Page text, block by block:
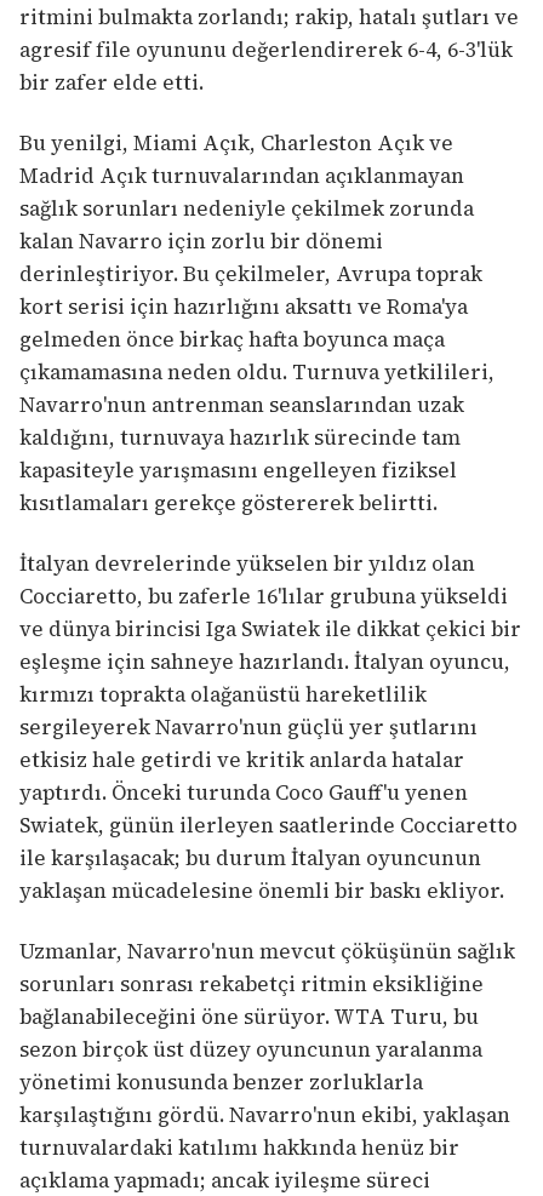
ritmini bulmakta zorlandı; rakip, hatalı şutları ve
agresif file oyununu değerlendirerek 6-4, 6-3'lük
bir zafer elde etti.
Bu yenilgi, Miami Açık, Charleston Açık ve
Madrid Açık turnuvalarından açıklanmayan
sağlık sorunları nedeniyle çekilmek zorunda
kalan Navarro için zorlu bir dönemi
derinleştiriyor. Bu çekilmeler, Avrupa toprak
kort serisi için hazırlığını aksattı ve Roma'ya
gelmeden önce birkaç hafta boyunca maça
çıkamamasına neden oldu. Turnuva yetkilileri,
Navarro'nun antrenman seanslarından uzak
kaldığını, turnuvaya hazırlık sürecinde tam
kapasiteyle yarışmasını engelleyen fiziksel
kısıtlamaları gerekçe göstererek belirtti.
İtalyan devrelerinde yükselen bir yıldız olan
Cocciaretto, bu zaferle 16'lılar grubuna yükseldi
ve dünya birincisi Iga Swiatek ile dikkat çekici bir
eşleşme için sahneye hazırlandı. İtalyan oyuncu,
kırmızı toprakta olağanüstü hareketlilik
sergileyerek Navarro'nun güçlü yer şutlarını
etkisiz hale getirdi ve kritik anlarda hatalar
yaptırdı. Önceki turunda Coco Gauff'u yenen
Swiatek, günün ilerleyen saatlerinde Cocciaretto
ile karşılaşacak; bu durum İtalyan oyuncunun
yaklaşan mücadelesine önemli bir baskı ekliyor.
Uzmanlar, Navarro'nun mevcut çöküşünün sağlık
sorunları sonrası rekabetçi ritmin eksikliğine
bağlanabileceğini öne sürüyor. WTA Turu, bu
sezon birçok üst düzey oyuncunun yaralanma
yönetimi konusunda benzer zorluklarla
karşılaştığını gördü. Navarro'nun ekibi, yaklaşan
turnuvalardaki katılımı hakkında henüz bir
açıklama yapmadı; ancak iyileşme süreci